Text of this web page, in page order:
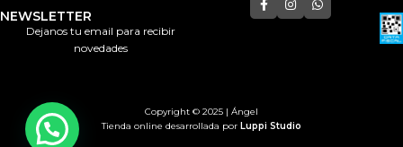
NEWSLETTER
Dejanos tu email para recibir
novedades
Tienda online desarrollada por Luppi Studio
Copyright © 2025 | Ángel
💌 ¿Necesitás ayuda?